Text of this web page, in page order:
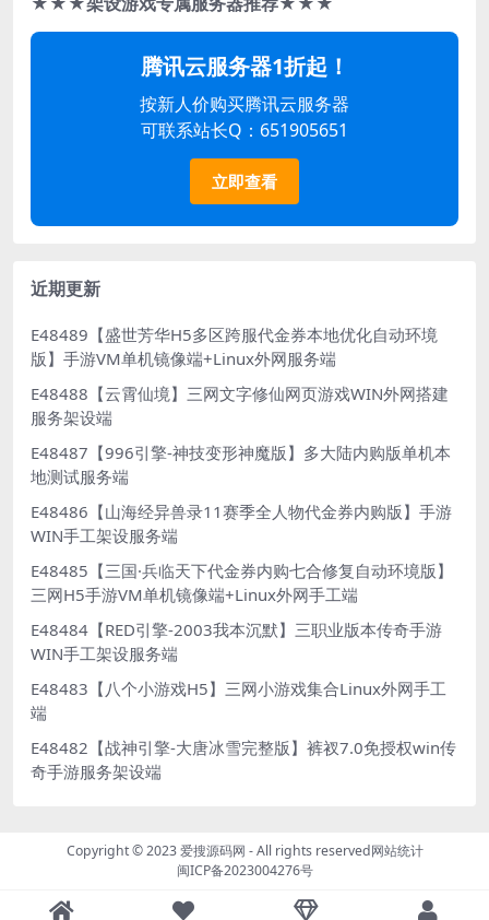
腾讯云服务器1折起！
按新人价购买腾讯云服务器
可联系站长Q：651905651
立即查看
近期更新
E48489【盛世芳华H5多区跨服代金券本地优化自动环境
版】手游VM单机镜像端+Linux外网服务端
E48488【云霄仙境】三网文字修仙网页游戏WIN外网搭建
服务架设端
E48487【996引擎-神技变形神魔版】多大陆内购版单机本
地测试服务端
E48486【山海经异兽录11赛季全人物代金券内购版】手游
WIN手工架设服务端
E48485【三国·兵临天下代金券内购七合修复自动环境版】
三网H5手游VM单机镜像端+Linux外网手工端
E48484【RED引擎-2003我本沉默】三职业版本传奇手游
WIN手工架设服务端
E48483【八个小游戏H5】三网小游戏集合Linux外网手工
端
E48482【战神引擎-大唐冰雪完整版】裤衩7.0免授权win传
奇手游服务架设端
Copyright © 2023爱搜源码网 - All rights reserved网站统计
闽ICP备2023004276号